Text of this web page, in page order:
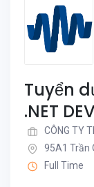
Tuyển
.NET
CÔNG TY
95A1 Trần
Full Time